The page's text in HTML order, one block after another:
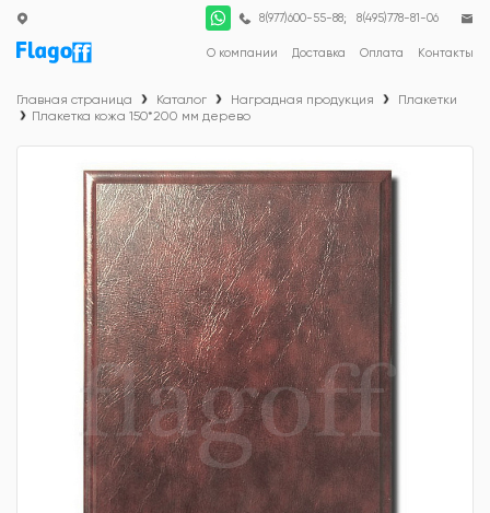
О компании Доставка Оплата Контакты
8(977)600-55-88; 8(495)778-81-06
Главная страница Каталог Наградная продукция
Плакетки
Плакетка кожа 150*200 мм дерево